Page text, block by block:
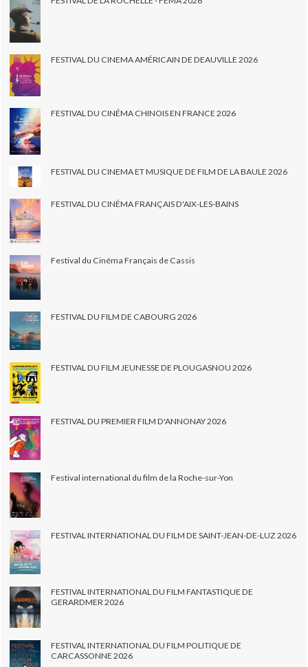
FESTIVAL DU CINEMA AMÉRICAIN DE DEAUVILLE 2026
FESTIVAL DU CINÉMA CHINOIS EN FRANCE 2026
FESTIVAL DU CINEMA ET MUSIQUE DE FILM DE LA BAULE 2026
FESTIVAL DU CINÉMA FRANÇAIS D'AIX-LES-BAINS
Festival du Cinéma Français de Cassis
FESTIVAL DU FILM DE CABOURG 2026
FESTIVAL DU FILM JEUNESSE DE PLOUGASNOU 2026
FESTIVAL DU PREMIER FILM D'ANNONAY 2026
Festival international du film de la Roche-sur-Yon
FESTIVAL INTERNATIONAL DU FILM DE SAINT-JEAN-DE-LUZ 2026
FESTIVAL INTERNATIONAL DU FILM FANTASTIQUE DE
GERARDMER 2026
FESTIVAL INTERNATIONAL DU FILM POLITIQUE DE
CARCASSONNE 2026